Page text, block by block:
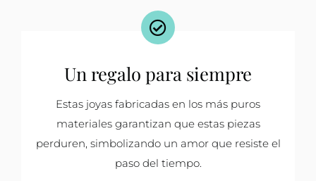
Un regalo para siempre
Estas joyas fabricadas en los más puros
materiales garantizan que estas piezas
perduren, simbolizando un amor que resiste el
paso del tiempo.